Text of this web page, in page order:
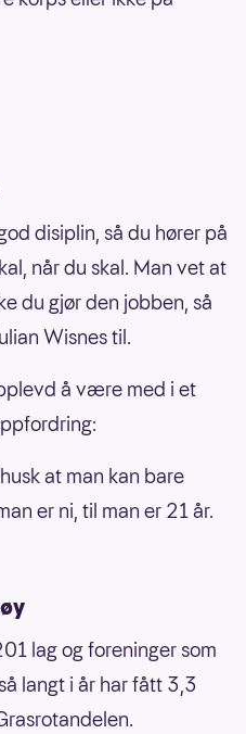
disiplin, så du hører på
når du skal. Man vet at
du gjør den jobben, så
Wisnes til.
å være med i et
at man kan bare
er ni, til man er 21 år.
lag og foreninger som
langt i år har fått 3,3